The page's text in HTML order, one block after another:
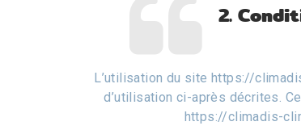
2.
L’utilisation du sitehttps://
d’utilisation ci-après décrites.
https://climadis-